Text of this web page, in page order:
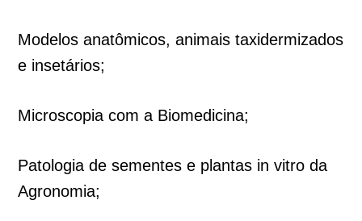
Modelos anatômicos, animais taxidermizados
e insetários;
Microscopia com a Biomedicina;
Patologia de sementes e plantas in vitro da
Agronomia;